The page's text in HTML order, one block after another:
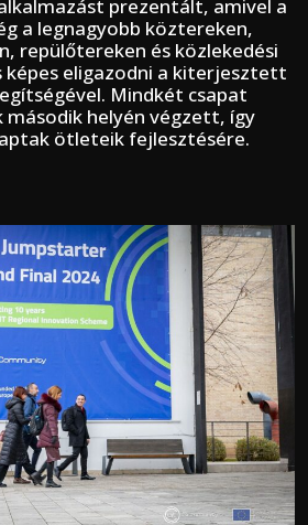
prezentált, amivel a
a legnagyobb köztereken,
repülőtereken és közlekedési
képes eligazodni a kiterjesztett
Mindkét csapat
helyén végzett, így
ötleteik fejlesztésére.